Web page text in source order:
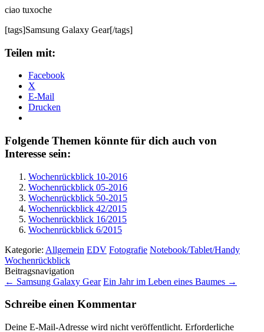
ciao tuxoche
[tags]Samsung Galaxy Gear[/tags]
Teilen mit:
Facebook
X
E-Mail
Drucken
Folgende Themen könnte für dich auch von
Interesse sein:
Wochenrückblick 10-2016
Wochenrückblick 05-2016
Wochenrückblick 50-2015
Wochenrückblick 42/2015
Wochenrückblick 16/2015
Wochenrückblick 6/2015
Kategorie: Allgemein EDV Fotografie Notebook/Tablet/Handy
Wochenrückblick
Beitragsnavigation
← Samsung Galaxy Gear Ein Jahr im Leben eines Baumes →
Schreibe einen Kommentar
Deine E-Mail-Adresse wird nicht veröffentlicht. Erforderliche